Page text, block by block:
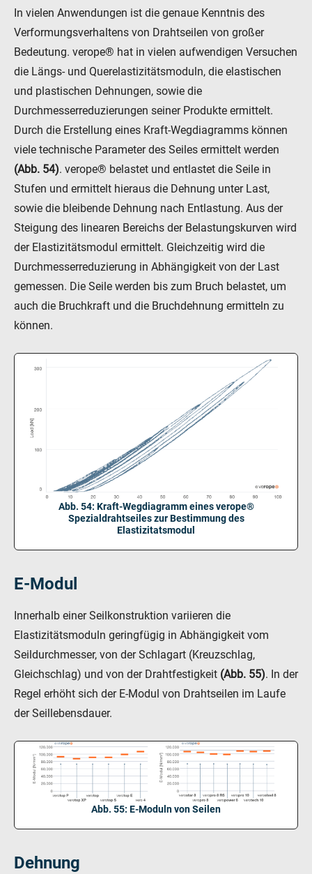
veropro 8 RS
veropower 8
veropro 10
verotech 10
verosteel 8
Ropecheck
Unternehmen
verope Wordwide
Future
Aktuelles
DE
English
Kontakt Händler Rope Academy Videos
Technologie
Downloads
Karriere Digital Service
KV R&D
RiseTec Elevator Ropes
In vielen Anwendungen ist die genaue Kenntnis des
Verformungsverhaltens von Drahtseilen von großer
Bedeutung. verope® hat in vielen aufwendigen Versuchen
die Längs- und Querelastizitätsmoduln, die elastischen
und plastischen Dehnungen, sowie die
Durchmesserreduzierungen seiner Produkte ermittelt.
Durch die Erstellung eines Kraft-Wegdiagramms können
viele technische Parameter des Seiles ermittelt werden
(Abb. 54). verope® belastet und entlastet die Seile in
Stufen und ermittelt hieraus die Dehnung unter Last,
sowie die bleibende Dehnung nach Entlastung. Aus der
Steigung des linearen Bereichs der Belastungskurven wird
der Elastizitätsmodul ermittelt. Gleichzeitig wird die
Durchmesserreduzierung in Abhängigkeit von der Last
gemessen. Die Seile werden bis zum Bruch belastet, um
auch die Bruchkraft und die Bruchdehnung ermitteln zu
können.
Abb. 54: Kraft-Wegdiagramm eines verope®
Spezialdrahtseiles zur Bestimmung des
Elastizitatsmodul
E-Modul
Innerhalb einer Seilkonstruktion variieren die
Elastizitätsmoduln geringfügig in Abhängigkeit vom
Seildurchmesser, von der Schlagart (Kreuzschlag,
Gleichschlag) und von der Drahtfestigkeit (Abb. 55). In der
Regel erhöht sich der E-Modul von Drahtseilen im Laufe
der Seillebensdauer.
Abb. 55: E-Moduln von Seilen
Dehnung